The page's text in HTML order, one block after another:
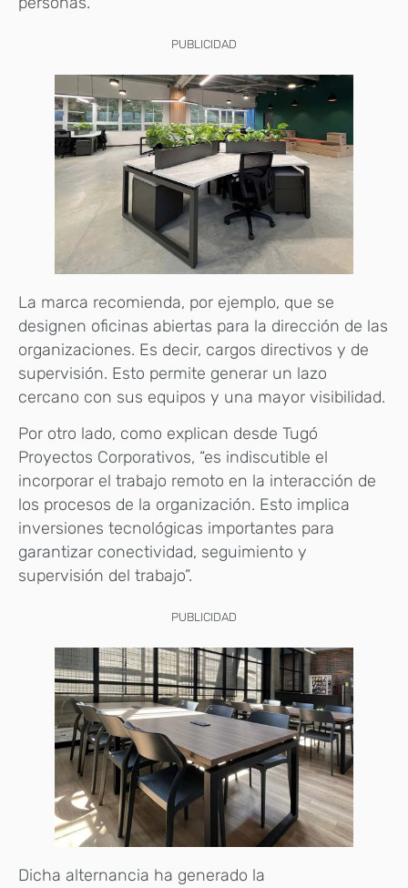
PUBLICIDAD
La marca recomienda, por ejemplo, que se
designen oficinas abiertas para la dirección de las
organizaciones. Es decir, cargos directivos y de
supervisión. Esto permite generar un lazo
cercano con sus equipos y una mayor visibilidad.
Por otro lado, como explican desde Tugó
Proyectos Corporativos, “es indiscutible el
incorporar el trabajo remoto en la interacción de
los procesos de la organización. Esto implica
inversiones tecnológicas importantes para
garantizar conectividad, seguimiento y
supervisión del trabajo”.
PUBLICIDAD
Dicha alternancia ha generado la